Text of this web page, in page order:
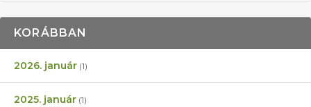
KORÁBBAN
2026. január (1)
2025. január (1)